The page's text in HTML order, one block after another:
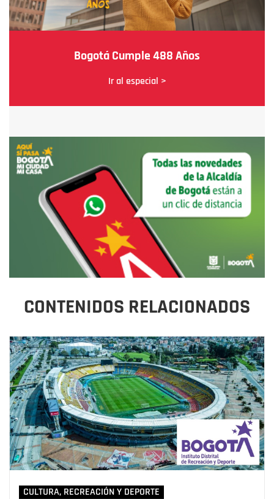
Bogotá Cumple 488 Años
Ir al especial >
CONTENIDOS RELACIONADOS
CULTURA, RECREACIÓN Y DEPORTE